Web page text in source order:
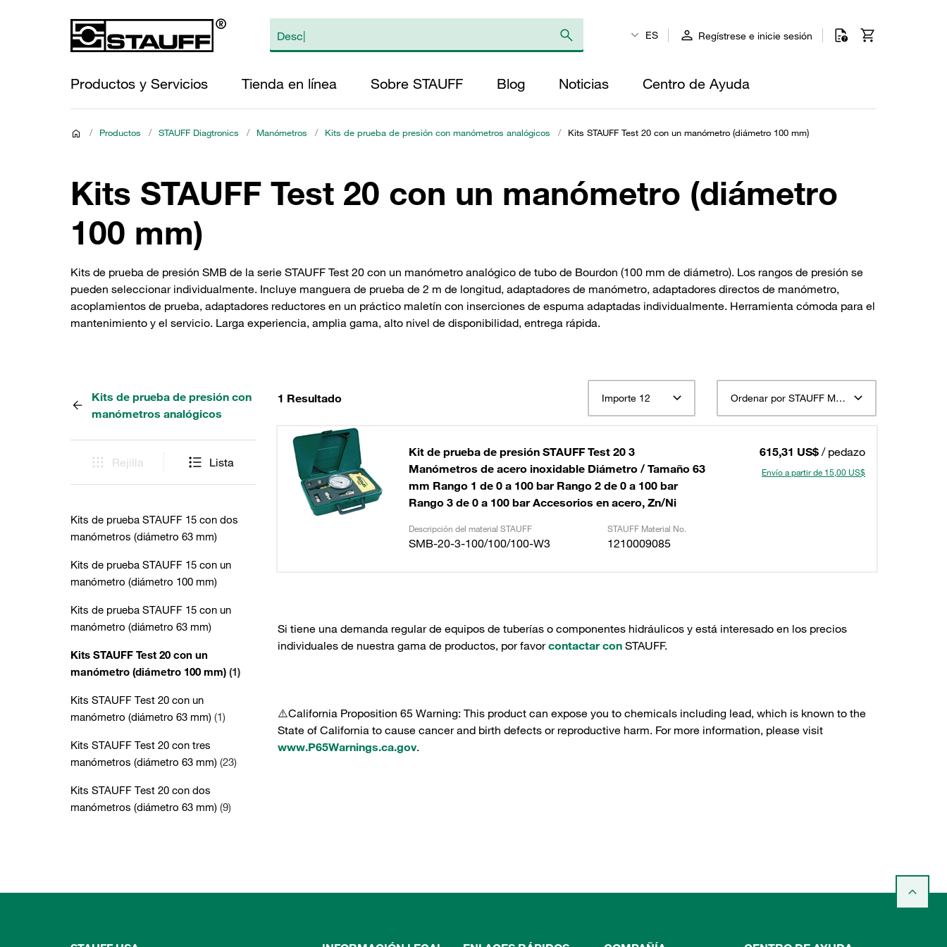
ES Regístrese e inicie sesión
Productos y Servicios Tienda en línea Sobre STAUFF Blog Noticias Centro de Ayuda
/ Productos / STAUFF Diagtronics / Manómetros / Kits de prueba de presión con manómetros analógicos / Kits STAUFF Test 20 con un manómetro (diámetro 100 mm)
Kits STAUFF Test 20 con un manómetro (diámetro
100 mm)
Kits de prueba de presión SMB de la serie STAUFF Test 20 con un manómetro analógico de tubo de Bourdon (100 mm de diámetro). Los rangos de presión se
pueden seleccionar individualmente. Incluye manguera de prueba de 2 m de longitud, adaptadores de manómetro, adaptadores directos de manómetro,
acoplamientos de prueba, adaptadores reductores en un práctico maletín con inserciones de espuma adaptadas individualmente. Herramienta cómoda para el
mantenimiento y el servicio. Larga experiencia, amplia gama, alto nivel de disponibilidad, entrega rápida.
Kits de prueba de presión con
manómetros analógicos
Rejilla Lista
Kits de prueba STAUFF 15 con dos
manómetros (diámetro 63 mm)
Kits de prueba STAUFF 15 con un
manómetro (diámetro 100 mm)
Kits de prueba STAUFF 15 con un
manómetro (diámetro 63 mm)
Kits STAUFF Test 20 con un
manómetro (diámetro 100 mm) (1)
Kits STAUFF Test 20 con un
manómetro (diámetro 63 mm) (1)
Kits STAUFF Test 20 con tres
manómetros (diámetro 63 mm) (23)
Kits STAUFF Test 20 con dos
manómetros (diámetro 63 mm) (9)
1 Resultado Importe 12 Ordenar por STAUFF Material Descripción ascendente
Kit de prueba de presión STAUFF Test 20 3
Manómetros de acero inoxidable Diámetro / Tamaño 63
mm Rango 1 de 0 a 100 bar Rango 2 de 0 a 100 bar
Rango 3 de 0 a 100 bar Accesorios en acero, Zn/Ni
615,31 US$ / pedazo
Envío a partir de 15,00 US$
Descripción del material STAUFF STAUFF Material No.
SMB-20-3-100/100/100-W3 1210009085
Si tiene una demanda regular de equipos de tuberías o componentes hidráulicos y está interesado en los precios
individuales de nuestra gama de productos, por favorcontactar conSTAUFF.
⚠️California Proposition 65 Warning: This product can expose you to chemicals including lead, which is known to the
State of California to cause cancer and birth defects or reproductive harm. For more information, please visit
www.P65Warnings.ca.gov.